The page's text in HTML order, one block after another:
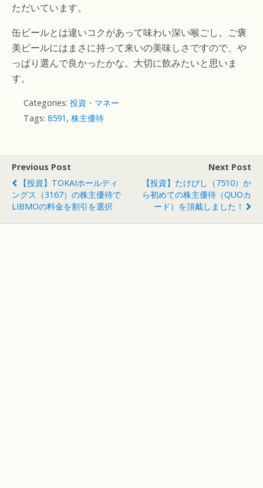
ただいています。
缶ビールとは違いコクがあって味わい深い喉ごし。ご褒
美ビールにはまさに持って来いの美味しさですので、や
っぱり選んで良かったかな。大切に飲みたいと思いま
す。
Categories: 投資・マネー
Tags: 8591 , 株主優待
Previous Post
【投資】TOKAIホールディ
ングス（3167）の株主優待で
LIBMOの料金を割引を選択
Next Post
【投資】たけびし（7510）か
ら初めての株主優待（QUOカ
ード）を頂戴しました！